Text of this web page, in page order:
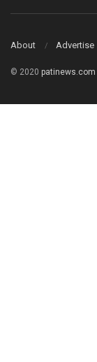
About Advertise
© 2020 patinews.com